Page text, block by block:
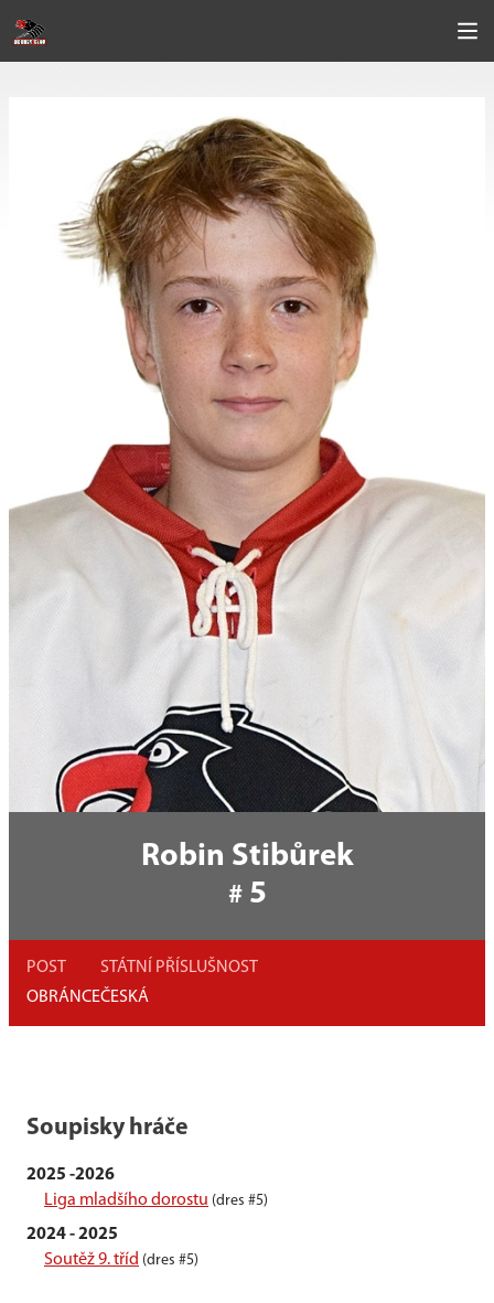
Robin Stibůrek
# 5
POST
OBRÁNCE
STÁTNÍ PŘÍSLUŠNOST
ČESKÁ
Soupisky hráče
2025 -2026
Liga mladšího dorostu (dres #5)
2024 - 2025
Soutěž 9. tříd (dres #5)